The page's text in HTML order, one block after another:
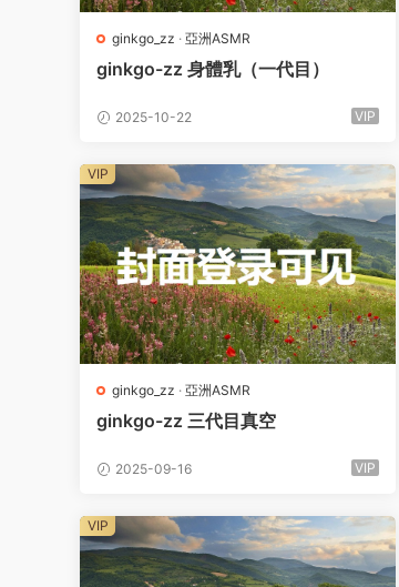
ginkgo_zz · 亞洲ASMR
ginkgo-zz 身體乳（一代目）
2025-10-22 VIP
ginkgo_zz · 亞洲ASMR
ginkgo-zz 三代目真空
2025-09-16 VIP
VIP
VIP